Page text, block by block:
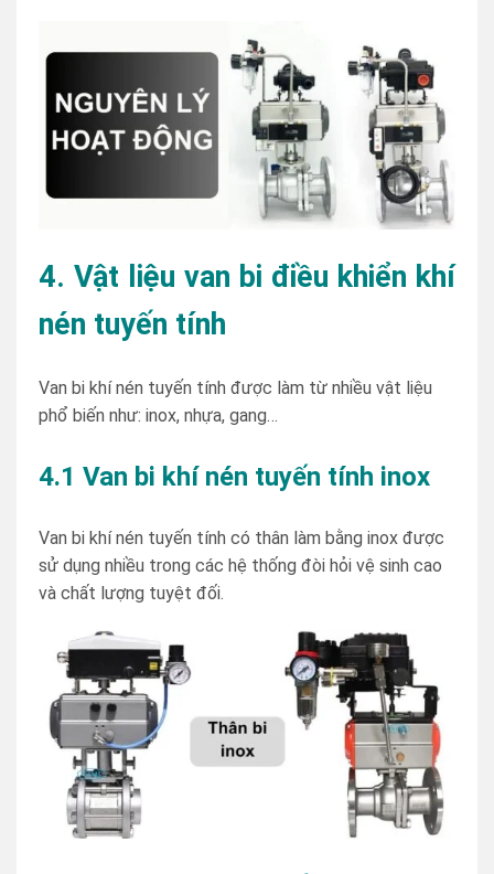
4. Vật liệu van bi điều khiển khí
nén tuyến tính
Van bi khí nén tuyến tính được làm từ nhiều vật liệu
phổ biến như: inox, nhựa, gang…
4.1 Van bi khí nén tuyến tính inox
Van bi khí nén tuyến tính có thân làm bằng inox được
sử dụng nhiều trong các hệ thống đòi hỏi vệ sinh cao
và chất lượng tuyệt đối.